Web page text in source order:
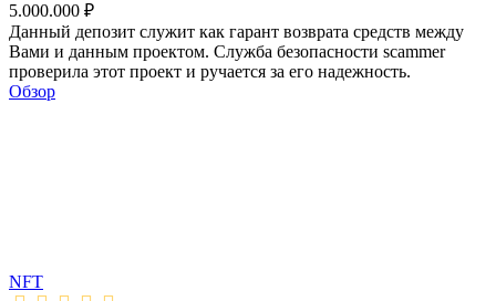
5.000.000 ₽
Данный депозит служит как гарант возврата средств между
Вами и данным проектом. Служба безопасности scammer
проверила этот проект и ручается за его надежность.
Обзор
NFT